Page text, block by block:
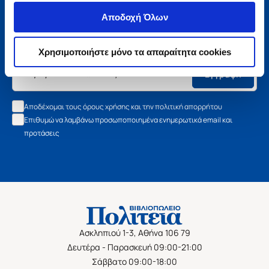
Αποδοχή Όλων
Χρησιμοποιήστε μόνο τα απαραίτητα cookies
Μάθετε τα νέα της Πολιτείας
Εγγραφείτε στο newsletter μας και μάθετε πρώτοι όλα τα
νέα βιβλία, τις εξαιρετικές τιμές και τις εκδηλώσεις μας.
Εγγραφή
Αποδέχομαι τους όρους χρήσης και την πολιτική απορρήτου
Επιθυμώ να λαμβάνω προσωποποιημένα ενημερωτικά email και
προτάσεις
Ασκληπιού 1-3, Αθήνα 106 79
Δευτέρα - Παρασκευή 09:00-21:00
Σάββατο 09:00-18:00